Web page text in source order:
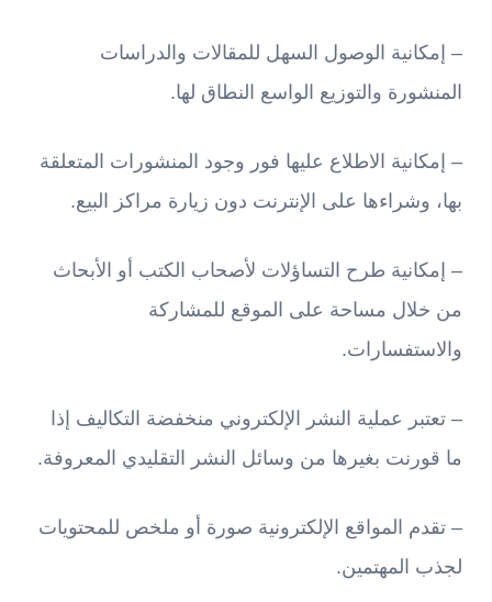
– إمكانية الوصول السهل للمقالات والدراسات
المنشورة والتوزيع الواسع النطاق لها.
– إمكانية الاطلاع عليها فور وجود المنشورات المتعلقة
بها، وشراءها على الإنترنت دون زيارة مراكز البيع.
– إمكانية طرح التساؤلات لأصحاب الكتب أو الأبحاث
من خلال مساحة على الموقع للمشاركة
والاستفسارات.
– تعتبر عملية النشر الإلكتروني منخفضة التكاليف إذا
ما قورنت بغيرها من وسائل النشر التقليدي المعروفة.
– تقدم المواقع الإلكترونية صورة أو ملخص للمحتويات
لجذب المهتمين.